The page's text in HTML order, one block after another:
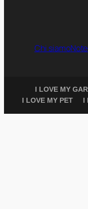
Chi siamo
I LOVE MY
I LOVE MY PET
I